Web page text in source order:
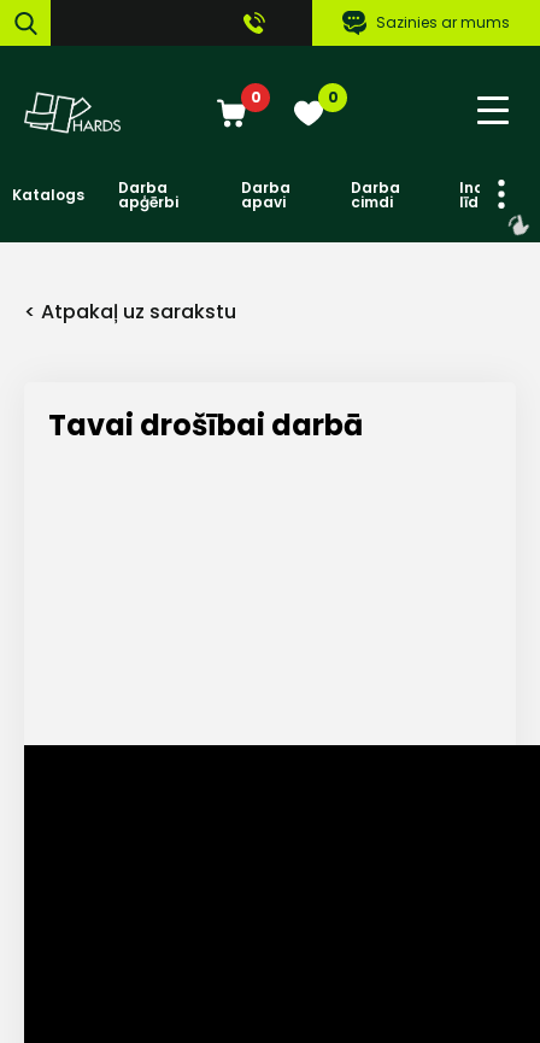
Sazinies ar mums
0 0
Katalogs Darba
apģērbi
Darba
apavi
Darba
cimdi līdzekļi
< Atpakaļ uz sarakstu
Tavai drošībai darbā